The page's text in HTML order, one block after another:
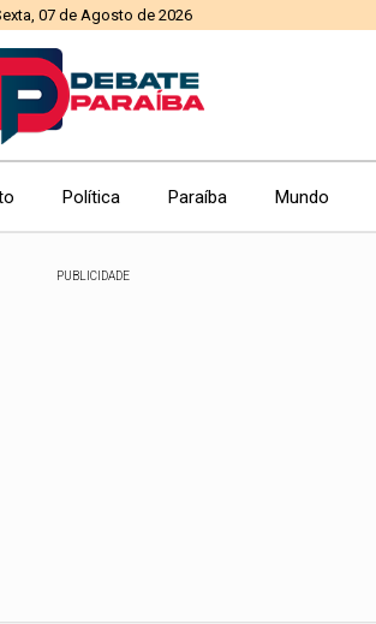
07 de Agosto de 2026
Política Paraíba Mundo
PUBLICIDADE